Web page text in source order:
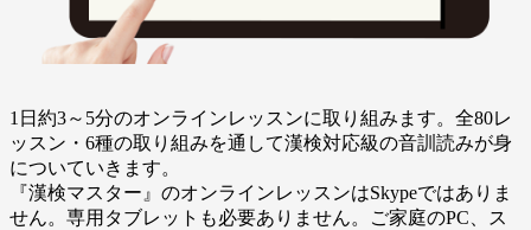
1日約3～5分のオンラインレッスンに取り組みます。全80レ
ッスン・6種の取り組みを通して漢検対応級の音訓読みが身
についていきます。
『漢検マスター』のオンラインレッスンはSkypeではありま
せん。専用タブレットも必要ありません。ご家庭のPC、ス